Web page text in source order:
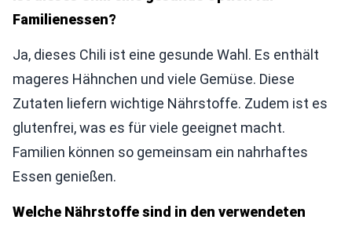
Familienessen?
Ja, dieses Chili ist eine gesunde Wahl. Es enthält
mageres Hähnchen und viele Gemüse. Diese
Zutaten liefern wichtige Nährstoffe. Zudem ist es
glutenfrei, was es für viele geeignet macht.
Familien können so gemeinsam ein nahrhaftes
Essen genießen.
Welche Nährstoffe sind in den verwendeten